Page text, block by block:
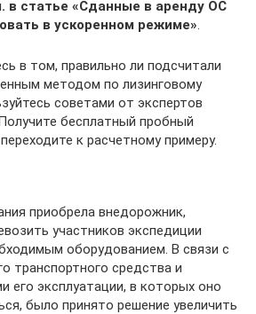
в статье «Сданные в аренду ОС
в ускоренном режиме»
в том, правильно ли подсчитали
методом по лизинговому
советами от экспертов
бесплатный пробный
к расчетному примеру.
приобрела внедорожник,
участников экспедиции
оборудованием. В связи с
транспортного средства и
его эксплуатации, в которых оно
было принято решение увеличить